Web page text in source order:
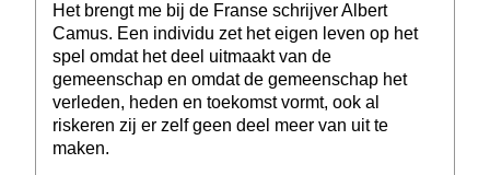
Het brengt me bij de Franse schrijver Albert
Camus. Een individu zet het eigen leven op het
spel omdat het deel uitmaakt van de
gemeenschap en omdat de gemeenschap het
verleden, heden en toekomst vormt, ook al
riskeren zij er zelf geen deel meer van uit te
maken.